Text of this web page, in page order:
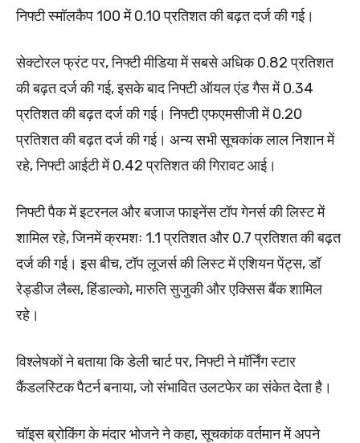
निफ्टी स्मॉलकैप 100 में 0.10 प्रतिशत की बढ़त दर्ज की गई।
सेक्टोरल फ्रंट पर, निफ्टी मीडिया में सबसे अधिक 0.82 प्रतिशत
की बढ़त दर्ज की गई, इसके बाद निफ्टी ऑयल एंड गैस में 0.34
प्रतिशत की बढ़त दर्ज की गई। निफ्टी एफएमसीजी में 0.20
प्रतिशत की बढ़त दर्ज की गई। अन्य सभी सूचकांक लाल निशान में
रहे, निफ्टी आईटी में 0.42 प्रतिशत की गिरावट आई।
निफ्टी पैक में इटरनल और बजाज फाइनेंस टॉप गेनर्स की लिस्ट में
शामिल रहे, जिनमें क्रमशः 1.1 प्रतिशत और 0.7 प्रतिशत की बढ़त
दर्ज की गई। इस बीच, टॉप लूजर्स की लिस्ट में एशियन पेंट्स, डॉ
रेड्डीज लैब्स, हिंडाल्को, मारुति सुजुकी और एक्सिस बैंक शामिल
रहे।
विश्लेषकों ने बताया कि डेली चार्ट पर, निफ्टी ने मॉर्निंग स्टार
कैंडलस्टिक पैटर्न बनाया, जो संभावित उलटफेर का संकेत देता है।
चॉइस ब्रोकिंग के मंदार भोजने ने कहा, सूचकांक वर्तमान में अपने